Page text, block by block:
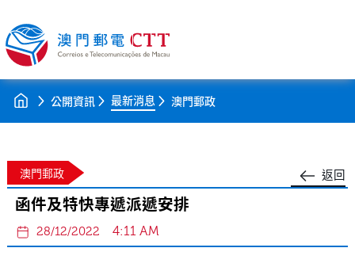
公開資訊 最新消息 澳門郵政
返回
澳門郵政
函件及特快專遞派遞安排
28/12/2022 4:11 AM